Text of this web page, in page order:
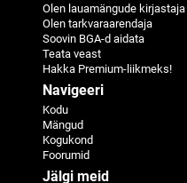
Olen lauamängude kirjastaja
Olen tarkvaraarendaja
Soovin BGA-d aidata
Teata veast
Hakka Premium-liikmeks!
Navigeeri
Kodu
Mängud
Kogukond
Foorumid
Jälgi meid